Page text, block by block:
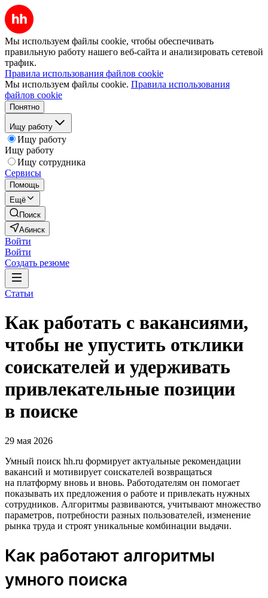
Мы используем файлы cookie, чтобы обеспечивать
правильную работу нашего веб-сайта и анализировать сетевой
трафик.
Правила использования файлов cookie
Мы используем файлы cookie. Правила использования
файлов cookie
Понятно
Ищу работу
Ищу работу
Ищу работу
Ищу сотрудника
Сервисы
Помощь
Ещё
Поиск
Абинск
Войти
Войти
Создать резюме
Статьи
Как работать с вакансиями,
чтобы не упустить отклики
соискателей и удерживать
привлекательные позиции
в поиске
29 мая 2026
Умный поиск hh.ru формирует актуальные рекомендации
вакансий и мотивирует соискателей возвращаться
на платформу вновь и вновь. Работодателям он помогает
показывать их предложения о работе и привлекать нужных
сотрудников. Алгоритмы развиваются, учитывают множество
параметров, потребности разных пользователей, изменение
рынка труда и строят уникальные комбинации выдачи.
Как работают алгоритмы
умного поиска